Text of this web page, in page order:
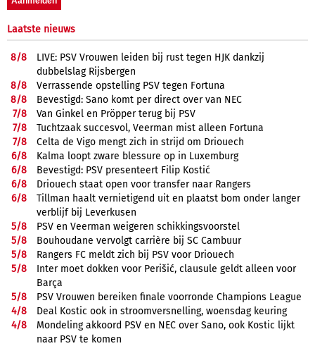
Laatste nieuws
8/8
LIVE: PSV Vrouwen leiden bij rust tegen HJK dankzij
dubbelslag Rijsbergen
8/8
Verrassende opstelling PSV tegen Fortuna
8/8
Bevestigd: Sano komt per direct over van NEC
7/8
Van Ginkel en Pröpper terug bij PSV
7/8
Tuchtzaak succesvol, Veerman mist alleen Fortuna
7/8
Celta de Vigo mengt zich in strijd om Driouech
6/8
Kalma loopt zware blessure op in Luxemburg
6/8
Bevestigd: PSV presenteert Filip Kostić
6/8
Driouech staat open voor transfer naar Rangers
6/8
Tillman haalt vernietigend uit en plaatst bom onder langer
verblijf bij Leverkusen
5/8
PSV en Veerman weigeren schikkingsvoorstel
5/8
Bouhoudane vervolgt carrière bij SC Cambuur
5/8
Rangers FC meldt zich bij PSV voor Driouech
5/8
Inter moet dokken voor Perišić, clausule geldt alleen voor
Barça
5/8
PSV Vrouwen bereiken finale voorronde Champions League
4/8
Deal Kostic ook in stroomversnelling, woensdag keuring
4/8
Mondeling akkoord PSV en NEC over Sano, ook Kostic lijkt
naar PSV te komen